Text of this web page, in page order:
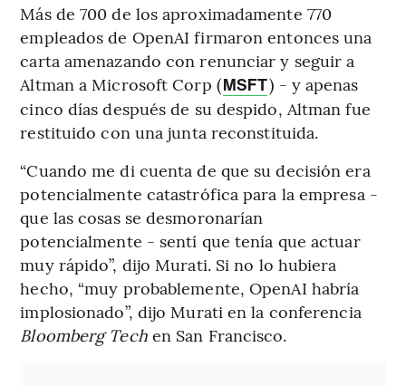
Más de 700 de los aproximadamente 770
empleados de OpenAI firmaron entonces una
carta amenazando con renunciar y seguir a
Altman a Microsoft Corp (MSFT) - y apenas
cinco días después de su despido, Altman fue
restituido con una junta reconstituida.
“Cuando me di cuenta de que su decisión era
potencialmente catastrófica para la empresa -
que las cosas se desmoronarían
potencialmente - sentí que tenía que actuar
muy rápido”, dijo Murati. Si no lo hubiera
hecho, “muy probablemente, OpenAI habría
implosionado”, dijo Murati en la conferencia
Bloomberg Techen San Francisco.